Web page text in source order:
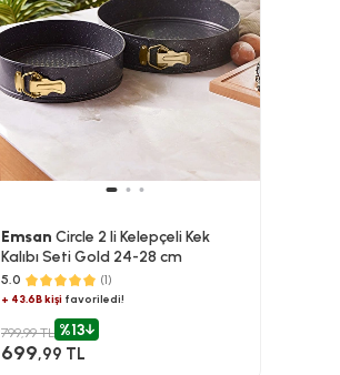
Emsan Circle 2 li Kelepçeli Kek
Kalıbı Seti Gold 24-28 cm
5.0 (1)
+ 43.6B kişi favoriledi!
799,99 TL %13
699,99 TL